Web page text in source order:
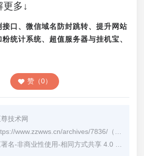
更多↓
接口、微信域名防封跳转、提升网站
统计系统、超值服务器与挂机宝、
赞（0）
技术网
www.zzwws.cn/archives/7836/ （转载时请注明本文出处及文章链接）
署名-非商业性使用-相同方式共享 4.0 国际 (CC BY-NC-SA 4.0)